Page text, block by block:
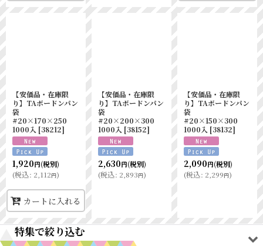
【安価品・在庫限
り】TAボードンパン
袋
#20×170×250
1000入 [38212]
1,920円(税別)
(税込: 2,112円)
カートに入れる
【安価品・在庫限
り】TAボードンパン
袋
#20×200×300
1000入 [38152]
2,630円(税別)
(税込: 2,893円)
【安価品・在庫限
り】TAボードンパン
袋
#20×150×300
1000入 [38132]
2,090円(税別)
(税込: 2,299円)
特集で絞り込む